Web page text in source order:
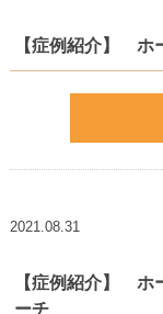
【症例紹介】 ホ
2021.08.31
【症例紹介】 ホ
ーチ